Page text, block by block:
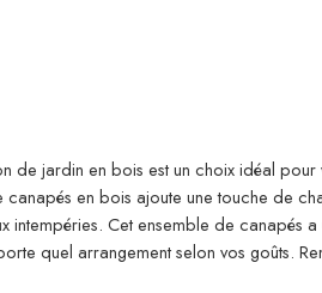
de jardin en bois est un choix idéal
canapés en bois ajoute une touche de
intempéries. Cet ensemble de
quel arrangement selon vos goûts.